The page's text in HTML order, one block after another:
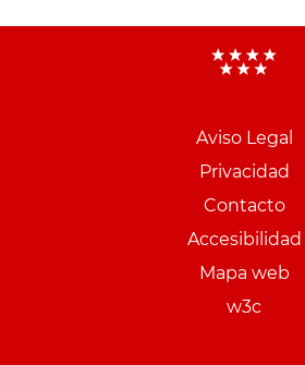
Aviso Legal
Privacidad
Contacto
Accesibilidad
Mapa web
w3c